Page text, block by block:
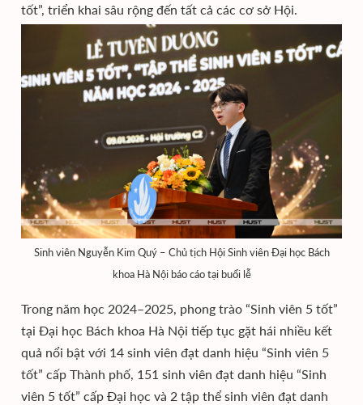
tốt”, triển khai sâu rộng đến tất cả các cơ sở Hội.
Sinh viên Nguyễn Kim Quý – Chủ tịch Hội Sinh viên Đại học Bách
khoa Hà Nội báo cáo tại buổi lễ
Trong năm học 2024–2025, phong trào “Sinh viên 5 tốt”
tại Đại học Bách khoa Hà Nội tiếp tục gặt hái nhiều kết
quả nổi bật với 14 sinh viên đạt danh hiệu “Sinh viên 5
tốt” cấp Thành phố, 151 sinh viên đạt danh hiệu “Sinh
viên 5 tốt” cấp Đại học và 2 tập thể sinh viên đạt danh